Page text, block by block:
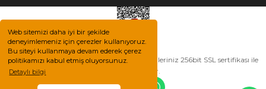
Web sitemizi daha iyi bir şekilde
deneyimlemeniz için çerezler kullanıyoruz.
Bu siteyi kullanmaya devam ederek çerez
politikamızı kabul etmiş oluyorsunuz.
Detaylı bilgi
2025 © Tüm hakları saklıdır. Kredi kartı bilgileriniz 256bit SSL sertifikası ile
korunmaktadır.